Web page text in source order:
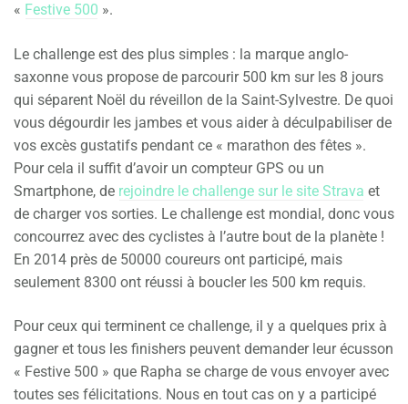
« Festive 500 ».
Le challenge est des plus simples : la marque anglo-
saxonne vous propose de parcourir 500 km sur les 8 jours
qui séparent Noël du réveillon de la Saint-Sylvestre. De quoi
vous dégourdir les jambes et vous aider à déculpabiliser de
vos excès gustatifs pendant ce « marathon des fêtes ».
Pour cela il suffit d’avoir un compteur GPS ou un
Smartphone, de rejoindre le challenge sur le site Strava et
de charger vos sorties. Le challenge est mondial, donc vous
concourrez avec des cyclistes à l’autre bout de la planète !
En 2014 près de 50000 coureurs ont participé, mais
seulement 8300 ont réussi à boucler les 500 km requis.
Pour ceux qui terminent ce challenge, il y a quelques prix à
gagner et tous les finishers peuvent demander leur écusson
« Festive 500 » que Rapha se charge de vous envoyer avec
toutes ses félicitations. Nous en tout cas on y a participé